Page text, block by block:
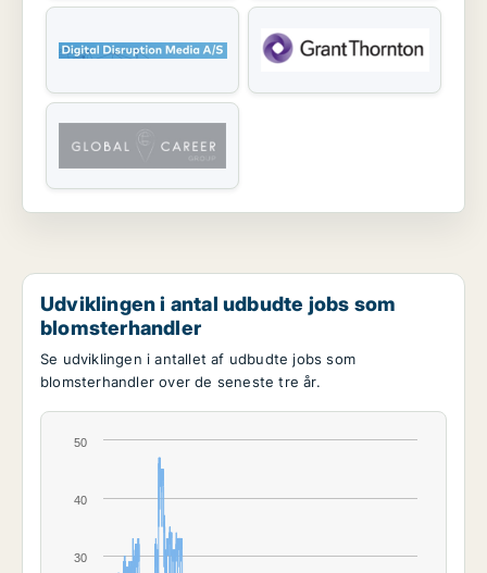
Udviklingen i antal udbudte jobs som
blomsterhandler
Se udviklingen i antallet af udbudte jobs som
blomsterhandler over de seneste tre år.
30
40
50